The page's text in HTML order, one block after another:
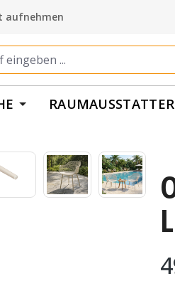
aufnehmen
RAUMAUSSTATTER